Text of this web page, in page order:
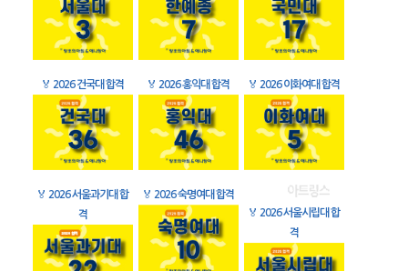
🏅 2026 건국대 합격 🏅 2026 홍익대 합격 🏅 2026 이화여대 합격
🏅 2026 서울과기대 합
격
🏅 2026 숙명여대 합격
🏅 2026 서울시립대 합
격